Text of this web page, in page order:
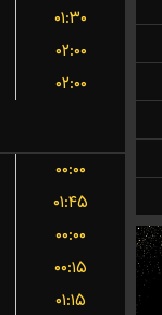
۰۱:۳۰
۰۲:۰۰
۰۲:۰۰
۰۰:۰۰
۰۱:۴۵
۰۰:۰۰
۰۰:۱۵
۰۱:۱۵